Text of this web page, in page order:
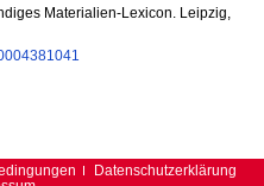
Materialien-Lexicon. Leipzig,
Datenschutzerklärung